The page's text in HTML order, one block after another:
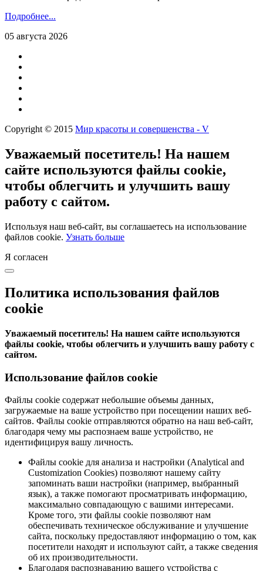
Подробнее...
05 августа 2026
Copyright © 2015 Мир красоты и совершенства - V
Уважаемый посетитель! На нашем
сайте используются файлы cookie,
чтобы облегчить и улучшить вашу
работу с сайтом.
Используя наш веб-сайт, вы соглашаетесь на использование
файлов cookie. Узнать больше
Я согласен
Политика использования файлов
cookie
Уважаемый посетитель! На нашем сайте используются
файлы cookie, чтобы облегчить и улучшить вашу работу с
сайтом.
Использование файлов cookie
Файлы cookie содержат небольшие объемы данных,
загружаемые на ваше устройство при посещении наших веб-
сайтов. Файлы cookie отправляются обратно на наш веб-сайт,
благодаря чему мы распознаем ваше устройство, не
идентифицируя вашу личность.
Файлы cookie для анализа и настройки (Analytical and
Customization Cookies) позволяют нашему сайту
запоминать ваши настройки (например, выбранный
язык), а также помогают просматривать информацию,
максимально совпадающую с вашими интересами.
Кроме того, эти файлы cookie позволяют нам
обеспечивать техническое обслуживание и улучшение
сайта, поскольку предоставляют информацию о том, как
посетители находят и используют сайт, а также сведения
об их производительности.
Благодаря распознаванию вашего устройства с